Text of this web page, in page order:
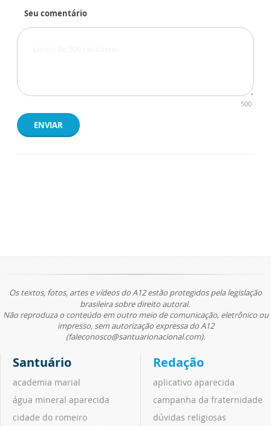
Seu comentário
500
ENVIAR
Os textos, fotos, artes e vídeos do A12 estão protegidos pela legislação
brasileira sobre direito autoral.
Não reproduza o conteúdo em outro meio de comunicação, eletrônico ou
impresso, sem autorização expressa do A12
(faleconosco@santuarionacional.com).
Santuário
academia marial
água mineral aparecida
cidade do romeiro
Redação
aplicativo aparecida
campanha da fraternidade
dúvidas religiosas